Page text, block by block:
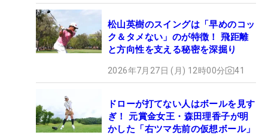
松山英樹のスイングは「早めのコッ
ク＆タメない」のが特徴！ 飛距離
と方向性を支える秘密を深掘り
2026年7月27日 (月) 12時00分 41
ドローが打てない人はボールを見す
ぎ！ 元賞金女王・森田理香子が明
かした「右ツマ先前の仮想ボール」